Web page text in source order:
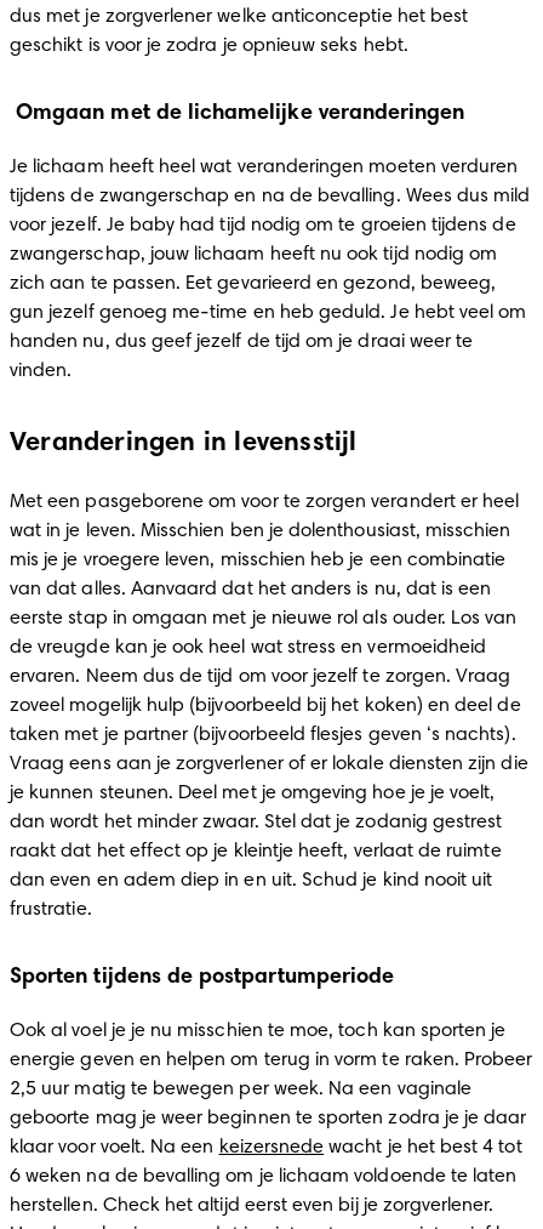
dus met je zorgverlener welke anticonceptie het best
geschikt is voor je zodra je opnieuw seks hebt.
Omgaan met de lichamelijke veranderingen
Je lichaam heeft heel wat veranderingen moeten verduren
tijdens de zwangerschap en na de bevalling. Wees dus mild
voor jezelf. Je baby had tijd nodig om te groeien tijdens de
zwangerschap, jouw lichaam heeft nu ook tijd nodig om
zich aan te passen. Eet gevarieerd en gezond, beweeg,
gun jezelf genoeg me-time en heb geduld. Je hebt veel om
handen nu, dus geef jezelf de tijd om je draai weer te
vinden.
Veranderingen in levensstijl
Met een pasgeborene om voor te zorgen verandert er heel
wat in je leven. Misschien ben je dolenthousiast, misschien
mis je je vroegere leven, misschien heb je een combinatie
van dat alles. Aanvaard dat het anders is nu, dat is een
eerste stap in omgaan met je nieuwe rol als ouder. Los van
de vreugde kan je ook heel wat stress en vermoeidheid
ervaren. Neem dus de tijd om voor jezelf te zorgen. Vraag
zoveel mogelijk hulp (bijvoorbeeld bij het koken) en deel de
taken met je partner (bijvoorbeeld flesjes geven ‘s nachts).
Vraag eens aan je zorgverlener of er lokale diensten zijn die
je kunnen steunen. Deel met je omgeving hoe je je voelt,
dan wordt het minder zwaar. Stel dat je zodanig gestrest
raakt dat het effect op je kleintje heeft, verlaat de ruimte
dan even en adem diep in en uit. Schud je kind nooit uit
frustratie.
Sporten tijdens de postpartumperiode
Ook al voel je je nu misschien te moe, toch kan sporten je
energie geven en helpen om terug in vorm te raken. Probeer
2,5 uur matig te bewegen per week. Na een vaginale
geboorte mag je weer beginnen te sporten zodra je je daar
klaar voor voelt. Na een keizersnede wacht je het best 4 tot
6 weken na de bevalling om je lichaam voldoende te laten
herstellen. Check het altijd eerst even bij je zorgverlener.